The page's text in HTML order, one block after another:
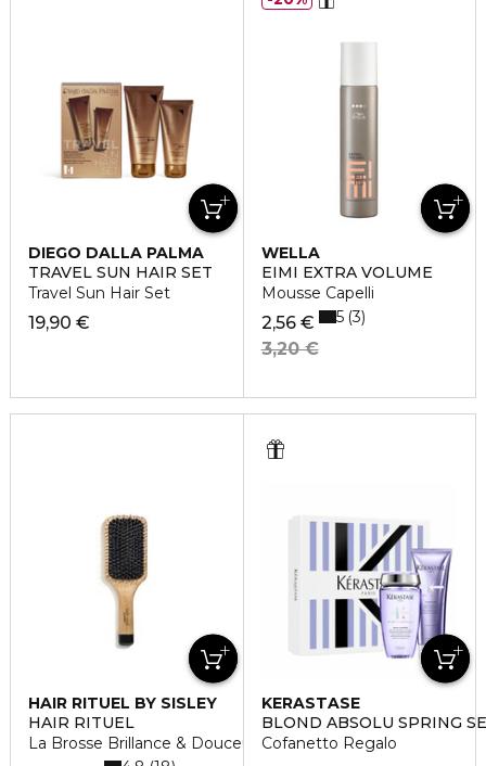
DIEGO DALLA PALMA
TRAVEL SUN HAIR SET
Travel Sun Hair Set
19,90 €
WELLA
EIMI EXTRA VOLUME
Mousse Capelli
2,56 €
3,20 €
5 3
HAIR RITUEL BY SISLEY
HAIR RITUEL
La Brosse Brillance & Douceur
KERASTASE
BLOND ABSOLU SPRING
Cofanetto Regalo